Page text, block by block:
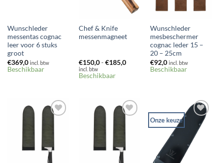
Wunschleder
messentas cognac
leer voor 6 stuks
groot
€369,0 incl. btw
Beschikbaar
Chef & Knife
messenmagneet
€150,0 - €185,0Prijsklasse:
incl. btw
Beschikbaar
Wunschleder
mesbeschermer
cognac leder 15 –
20 – 25cm
€92,0 incl. btw
Beschikbaar
Onze keuzeToevoegen
aan
verlanglijst